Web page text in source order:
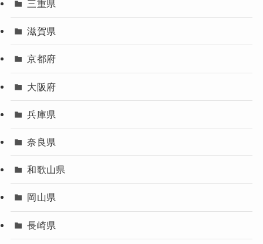
三重県
滋賀県
京都府
大阪府
兵庫県
奈良県
和歌山県
岡山県
長崎県